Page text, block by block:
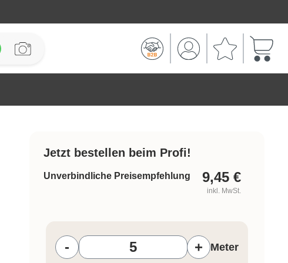
Jetzt bestellen beim Profi!
Unverbindliche Preisempfehlung 9,45 €
inkl. MwSt.
-
+ Meter